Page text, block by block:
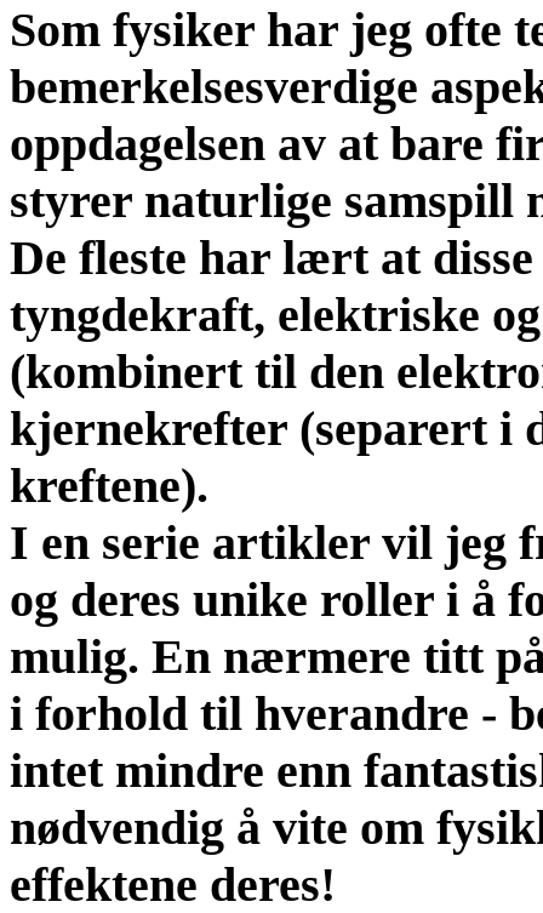
Som fysiker har jeg ofte
bemerkelsesverdige
oppdagelsen av at bare
styrer naturlige samspill
De fleste har lært at
tyngdekraft, elektriske
(kombinert til den
kjernekrefter (separert i
kreftene).
I en serie artikler vil jeg
og deres unike roller i å
mulig. En nærmere titt
i forhold til hverandre -
intet mindre enn
nødvendig å vite om
effektene deres!